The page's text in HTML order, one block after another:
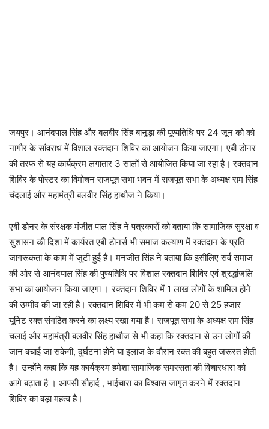
जयपुर। आनंदपाल सिंह और बलवीर सिंह बानूड़ा की पूण्यतिथि पर 24 जून को को
नागौर के सांवराध में विशाल रक्तदान शिविर का आयोजन किया जाएगा। एबी डोनर
की तरफ से यह कार्यक्रम लगातार 3 सालों से आयोजित किया जा रहा है। रक्तदान
शिविर के पोस्टर का विमोचन राजपूत सभा भवन में राजपूत सभा के अध्यक्ष राम सिंह
चंदलाई और महामंत्री बलवीर सिंह हाथौज ने किया।
एबी डोनर के संरक्षक मंजीत पाल सिंह ने पत्रकारों को बताया कि सामाजिक सुरक्षा व
सुशासन की दिशा में कार्यरत एबी डोनर्स भी समाज कल्याण में रक्तदान के प्रति
जागरूकता के काम में जुटी हुई है। मनजीत सिंह ने बताया कि इसीलिए सर्व समाज
की ओर से आनंदपाल सिंह की पुण्यतिथि पर विशाल रक्तदान शिविर एवं श्रद्धांजलि
सभा का आयोजन किया जाएगा । रक्तदान शिविर में 1 लाख लोगों के शामिल होने
की उम्मीद की जा रही है। रक्तदान शिविर में भी कम से कम 20 से 25 हजार
यूनिट रक्त संगठित करने का लक्ष्य रखा गया है। राजपूत सभा के अध्यक्ष राम सिंह
चलाई और महामंत्री बलवीर सिंह हाथौज से भी कहा कि रक्तदान से उन लोगों की
जान बचाई जा सकेगी, दुर्घटना होने या इलाज के दौरान रक्त की बहुत जरूरत होती
है। उन्होंने कहा कि यह कार्यक्रम हमेशा सामाजिक समरसता की विचारधारा को
आगे बढ़ाता है । आपसी सौहार्द , भाईचारा का विश्वास जागृत करने में रक्तदान
शिविर का बड़ा महत्व है।